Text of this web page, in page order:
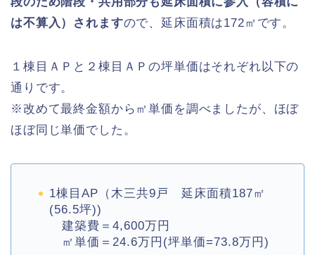
は不算入）されますので、延床面積は172㎡です。
１棟目ＡＰと２棟目ＡＰの坪単価はそれぞれ以下の
通りです。
※改めて最終金額から㎡単価を調べましたが、ほぼ
ほぼ同じ単価でした。
1棟目AP（木三共9戸 延床面積187㎡
(56.5坪))
建築費＝4,600万円
㎡単価＝24.6万円(坪単価=73.8万円)